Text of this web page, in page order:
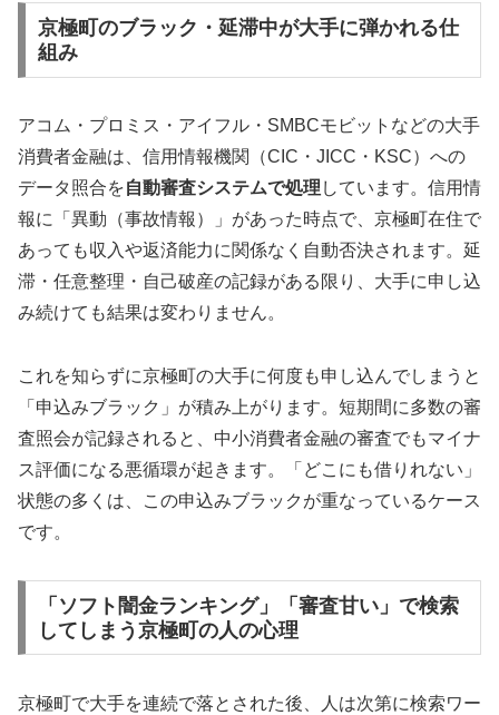
京極町のブラック・延滞中が大手に弾かれる仕
組み
アコム・プロミス・アイフル・SMBCモビットなどの大手
消費者金融は、信用情報機関（CIC・JICC・KSC）への
データ照合を自動審査システムで処理 しています。信用情
報に「異動（事故情報）」があった時点で、京極町在住で
あっても収入や返済能力に関係なく自動否決されます。延
滞・任意整理・自己破産の記録がある限り、大手に申し込
み続けても結果は変わりません。
これを知らずに京極町の大手に何度も申し込んでしまうと
「申込みブラック」が積み上がります。短期間に多数の審
査照会が記録されると、中小消費者金融の審査でもマイナ
ス評価になる悪循環が起きます。「どこにも借りれない」
状態の多くは、この申込みブラックが重なっているケース
です。
「ソフト闇金ランキング」「審査甘い」で検索
してしまう京極町の人の心理
京極町で大手を連続で落とされた後、人は次第に検索ワー